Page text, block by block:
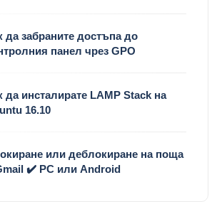
да забраните достъпа до
панел чрез GPO
да инсталирате LAMP Stack на
16.10
или деблокиране на поща
✔️ PC или Android